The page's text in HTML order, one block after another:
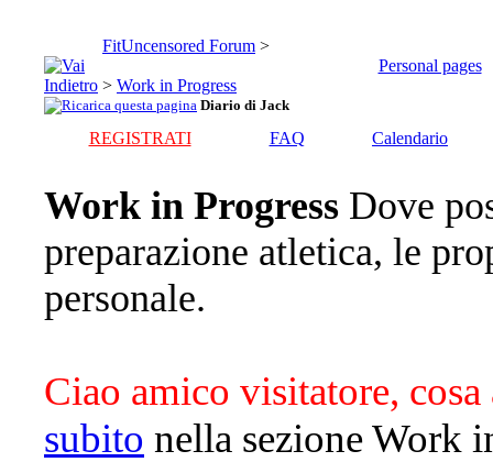
FitUncensored Forum >
Personal pages
> Work in Progress
Diario di Jack
REGISTRATI FAQ Calendario
Work in Progress Dove
preparazione atletica, le
personale.
Ciao amico visitatore, cosa
subito nella sezione Work